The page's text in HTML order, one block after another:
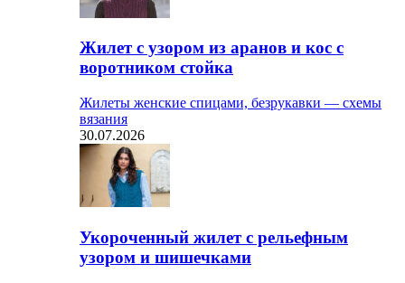
Жилет с узором из аранов и кос с
воротником стойка
Жилеты женские спицами, безрукавки — схемы
вязания
30.07.2026
Укороченный жилет с рельефным
узором и шишечками